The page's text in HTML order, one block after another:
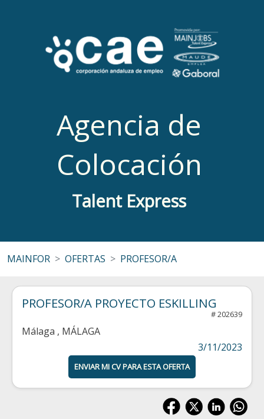
Agencia de
Colocación
Talent Express
MAINFOR OFERTAS PROFESOR/A
PROFESOR/A PROYECTO ESKILLING
# 202639
Málaga , MÁLAGA
3/11/2023
ENVIAR MI CV PARA ESTA OFERTA